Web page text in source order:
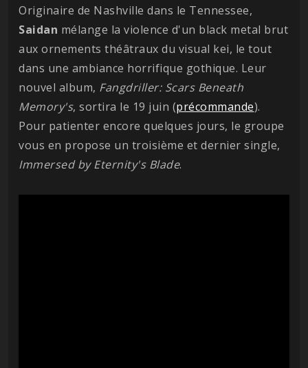
Originaire de Nashville dans le Tennessee,
Saidan mélange la violence d'un black metal brut
aux ornements théâtraux du visual kei, le tout
dans une ambiance horrifique gothique. Leur
nouvel album, Fangdriller: Scars Beneath
Memory's, sortira le 19 juin (précommande).
Pour patienter encore quelques jours, le groupe
vous en propose un troisième et dernier single,
Immersed by Eternity's Blade.